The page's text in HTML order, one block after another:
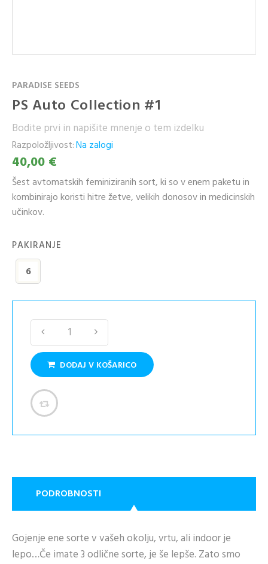
PARADISE SEEDS
PS Auto Collection #1
Bodite prvi in napišite mnenje o tem izdelku
Razpoložljivost:Na zalogi
40,00 €
Šest avtomatskih feminiziranih sort, ki so v enem paketu in
kombinirajo koristi hitre žetve, velikih donosov in medicinskih
učinkov.
PAKIRANJE
6
DODAJ V KOŠARICO
PODROBNOSTI
Gojenje ene sorte v vašeh okolju, vrtu, ali indoor je
lepo…Če imate 3 odlične sorte, je še lepše. Zato smo